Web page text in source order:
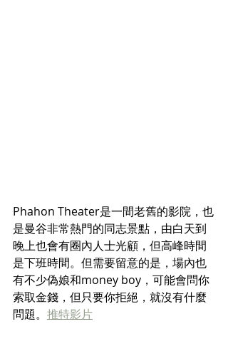
Phahon Theater是一間老舊的影院，也
是曼谷非常熱門的同志景點，由白天到
晚上也會有圈內人士光顧，但高峰時間
是下班時間。但需要留意的是，場內也
有不少偽娘和money boy，可能會問你
索取金錢，但只要你拒絕，就沒有什麼
問題。 推特影片